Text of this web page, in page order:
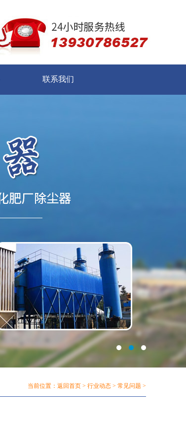
联系我们
当前位置： 返回首页 > 行业动态 > 常见问题 >